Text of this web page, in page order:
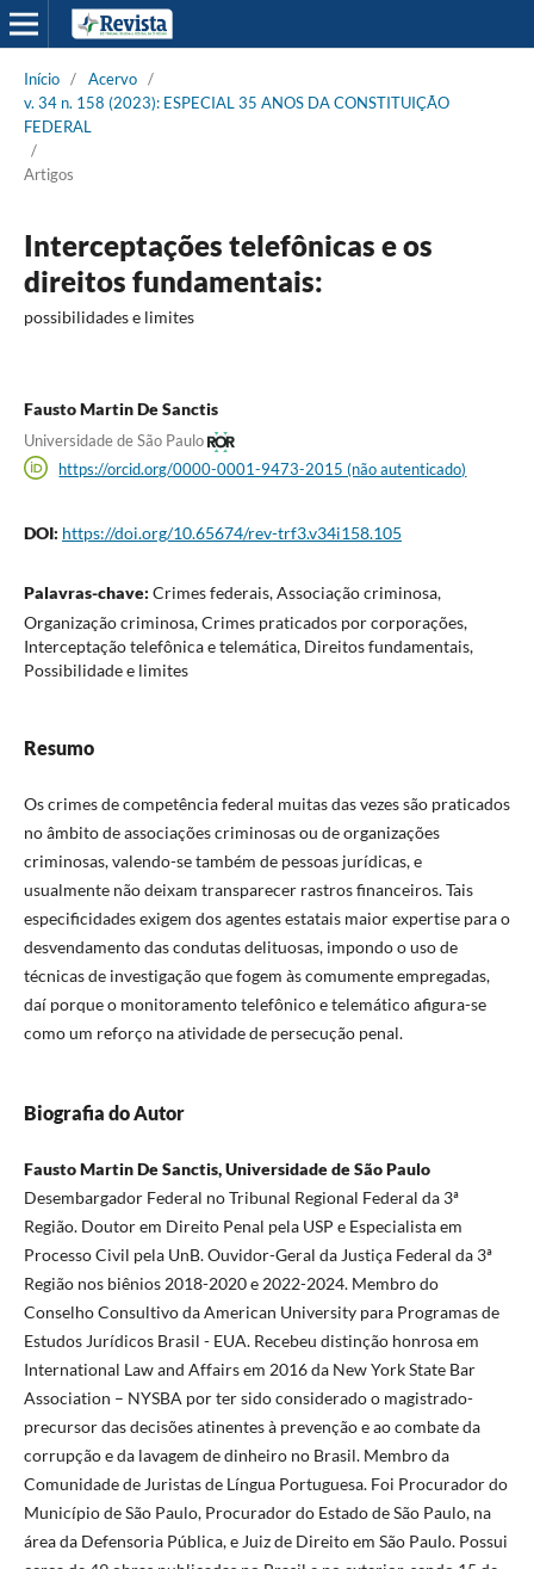
Início / Acervo /
v. 34 n. 158 (2023): ESPECIAL 35 ANOS DA CONSTITUIÇÃO
FEDERAL
/
Artigos
Interceptações telefônicas e os
direitos fundamentais:
possibilidades e limites
Fausto Martin De Sanctis
Universidade de São Paulo
https://orcid.org/0000-0001-9473-2015 (não autenticado)
DOI: https://doi.org/10.65674/rev-trf3.v34i158.105
Palavras-chave: Crimes federais, Associação criminosa,
Organização criminosa, Crimes praticados por corporações,
Interceptação telefônica e telemática, Direitos fundamentais,
Possibilidade e limites
Resumo
Os crimes de competência federal muitas das vezes são praticados
no âmbito de associações criminosas ou de organizações
criminosas, valendo-se também de pessoas jurídicas, e
usualmente não deixam transparecer rastros financeiros. Tais
especificidades exigem dos agentes estatais maior expertise para o
desvendamento das condutas delituosas, impondo o uso de
técnicas de investigação que fogem às comumente empregadas,
daí porque o monitoramento telefônico e telemático afigura-se
como um reforço na atividade de persecução penal.
Biografia do Autor
Fausto Martin De Sanctis, Universidade de São Paulo
Desembargador Federal no Tribunal Regional Federal da 3ª
Região. Doutor em Direito Penal pela USP e Especialista em
Processo Civil pela UnB. Ouvidor-Geral da Justiça Federal da 3ª
Região nos biênios 2018-2020 e 2022-2024. Membro do
Conselho Consultivo da American University para Programas de
Estudos Jurídicos Brasil - EUA. Recebeu distinção honrosa em
International Law and Affairs em 2016 da New York State Bar
Association – NYSBA por ter sido considerado o magistrado-
precursor das decisões atinentes à prevenção e ao combate da
corrupção e da lavagem de dinheiro no Brasil. Membro da
Comunidade de Juristas de Língua Portuguesa. Foi Procurador do
Município de São Paulo, Procurador do Estado de São Paulo, na
área da Defensoria Pública, e Juiz de Direito em São Paulo. Possui